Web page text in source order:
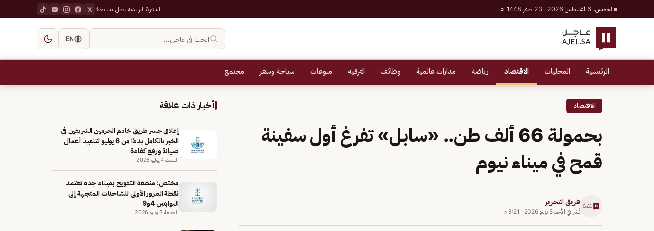
الخميس، 6 أغسطس 2026 · 23 صفر 1448 هـ النشرة البريديةاتصل بناتابعنا:
ابحث في عاجل… EN
الرئيسية المحليات الاقتصاد رياضة مدارات عالمية وظائف الترفيه منوعات سياحة وسفر مجتمع
الاقتصاد
بحمولة 66 ألف طن.. «سابل» تفرغ أول سفينة
قمح في ميناء نيوم
فريق التحرير
نُشر في الأحد 5 يوليو 2026 · 3:21 م
أخبار ذات علاقة
إغلاق جسر طريق خادم الحرمين الشريفين في
الخبر بالكامل بدءًا من 6 يوليو لتنفيذ أعمال
صيانة ورفع كفاءة
السبت 4 يوليو 2026
مختص: منطقة التفويج بميناء جدة تعتمد
نقطة المرور الأولى للشاحنات المتجهة إلى
البوابتين 4و9
الجمعة 3 يوليو 2026